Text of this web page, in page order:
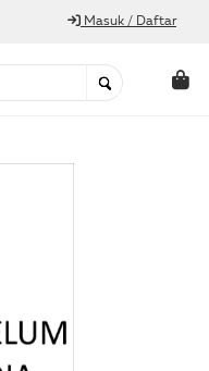
Masuk / Daftar